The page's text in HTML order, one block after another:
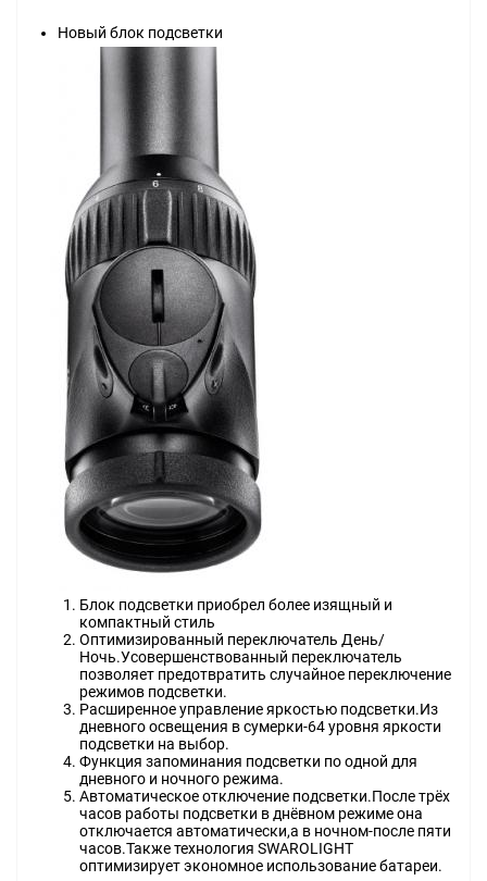
Новый блок подсветки
Блок подсветки приобрел более изящный и
компактный стиль
Оптимизированный переключатель День/
Ночь.Усовершенствованный переключатель
позволяет предотвратить случайное переключение
режимов подсветки.
Расширенное управление яркостью подсветки.Из
дневного освещения в сумерки-64 уровня яркости
подсветки на выбор.
Функция запоминания подсветки по одной для
дневного и ночного режима.
Автоматическое отключение подсветки.После трёх
часов работы подсветки в днёвном режиме она
отключается автоматически,а в ночном-после пяти
часов.Также технология SWAROLIGHT
оптимизирует экономное использование батареи.